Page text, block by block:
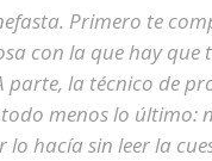
Primero te
con la que hay que
la técnico de
menos lo último:
lo hacía sin leer la